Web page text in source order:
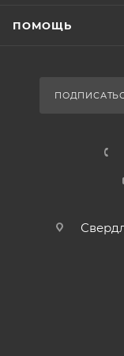
ПОМОЩЬ